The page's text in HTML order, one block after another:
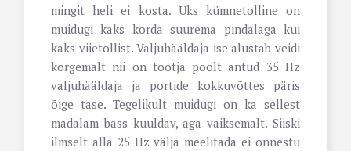
mingit heli ei kosta. Üks kümnetolline on
muidugi kaks korda suurema pindalaga kui
kaks viietollist. Valjuhääldaja ise alustab veidi
kõrgemalt nii on tootja poolt antud 35 Hz
valjuhääldaja ja portide kokkuvõttes päris
õige tase. Tegelikult muidugi on ka sellest
madalam bass kuuldav, aga vaiksemalt. Siiski
ilmselt alla 25 Hz välja meelitada ei õnnestu